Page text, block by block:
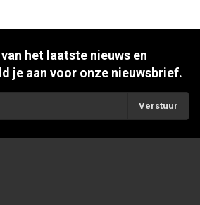
het laatste nieuws en
je aan voor onze nieuwsbrief.
Verstuur